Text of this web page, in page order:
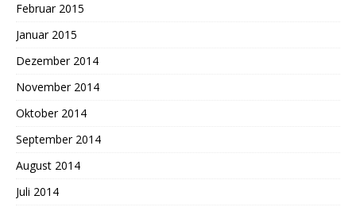
Februar 2015
Januar 2015
Dezember 2014
November 2014
Oktober 2014
September 2014
August 2014
Juli 2014